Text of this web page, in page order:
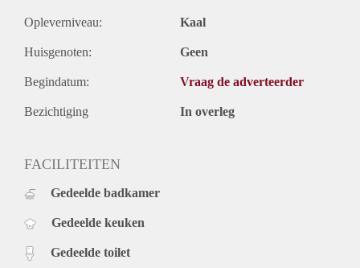
Opleverniveau: Kaal
Huisgenoten: Geen
Begindatum: Vraag de adverteerder
Bezichtiging In overleg
FACILITEITEN
Gedeelde badkamer
Gedeelde keuken
Gedeelde toilet